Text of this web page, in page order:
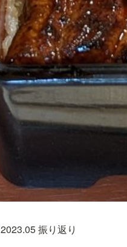
2023.05 振り返り